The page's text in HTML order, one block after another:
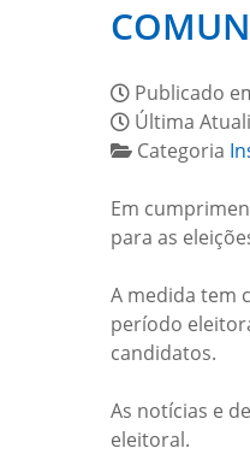
Publicado
Última
Categoria
Em
para as
A medida tem
período
candidatos.
As notícias e
eleitoral.